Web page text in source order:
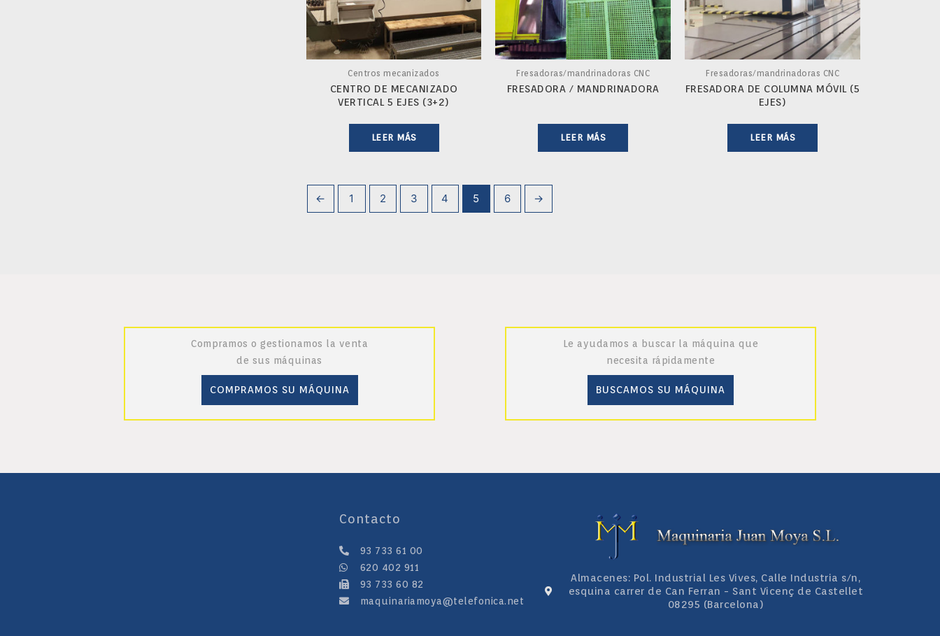
Centros mecanizados
CENTRO DE MECANIZADO
VERTICAL 5 EJES (3+2)
LEER MÁS
Fresadoras/mandrinadoras CNC
FRESADORA / MANDRINADORA
LEER MÁS
Fresadoras/mandrinadoras CNC
FRESADORA DE COLUMNA MÓVIL (5
EJES)
LEER MÁS
← 1 2 3 4 5 6 →
Compramos o gestionamos la venta
de sus máquinas
COMPRAMOS SU MÁQUINA
Le ayudamos a buscar la máquina que
necesita rápidamente
BUSCAMOS SU MÁQUINA
Contacto
93 733 61 00
620 402 911
93 733 60 82
maquinariamoya@telefonica.net
Almacenes: Pol. Industrial Les Vives, Calle Industria s/n,
esquina carrer de Can Ferran - Sant Vicenç de Castellet
08295 (Barcelona)